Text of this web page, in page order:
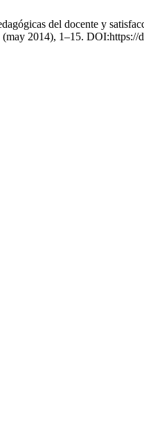
del docente y
(may 2014), 1–15. DOI:https://